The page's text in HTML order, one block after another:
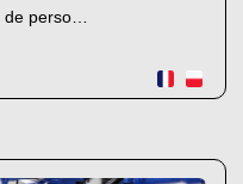
de perso…